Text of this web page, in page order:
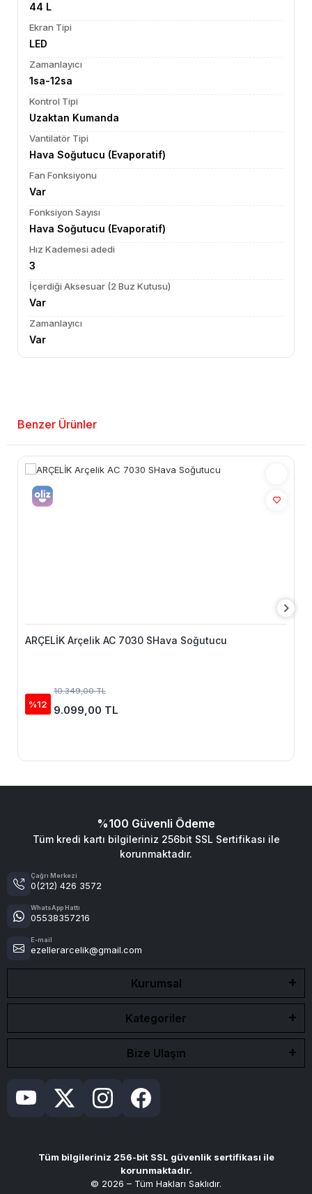
44 L
Ekran Tipi
LED
Zamanlayıcı
1sa-12sa
Kontrol Tipi
Uzaktan Kumanda
Vantilatör Tipi
Hava Soğutucu (Evaporatif)
Fan Fonksiyonu
Var
Fonksiyon Sayısı
Hava Soğutucu (Evaporatif)
Hız Kademesi adedi
3
İçerdiği Aksesuar (2 Buz Kutusu)
Var
Zamanlayıcı
Var
Benzer Ürünler
ARÇELİK Arçelik AC 7030 SHava Soğutucu
%12
10.349,00 TL
9.099,00 TL
%100 Güvenli Ödeme
Tüm kredi kartı bilgileriniz 256bit SSL Sertifikası ile
korunmaktadır.
Çağrı Merkezi
0(212) 426 3572
WhatsApp Hattı
05538357216
E-mail
ezellerarcelik@gmail.com
Kurumsal
Kategoriler
Bize Ulaşın
Tüm bilgileriniz 256-bit SSL güvenlik sertifikası ile
korunmaktadır.
© 2026 – Tüm Hakları Saklıdır.